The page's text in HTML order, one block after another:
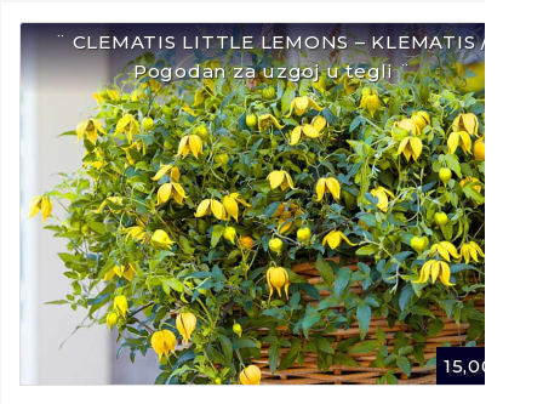
¨ CLEMATIS LITTLE LEMONS – KLEMATIS /
Pogodan za uzgoj u tegli ¨
15,00